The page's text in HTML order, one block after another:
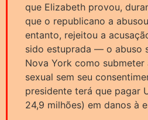
que Elizabeth provou,
que o republicano a
entanto, rejeitou a
sido estuprada — o abuso
Nova York como
sexual sem seu
presidente terá que pagar
24,9 milhões) em danos à